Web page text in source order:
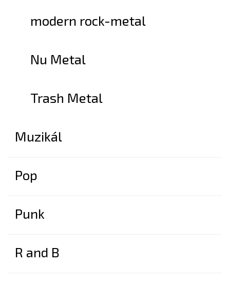
modern rock-metal
Nu Metal
Trash Metal
Muzikál
Pop
Punk
R and B